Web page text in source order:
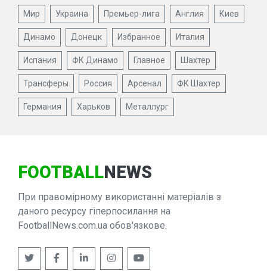
Мир Украина Премьер-лига Англия Киев
Динамо Донецк Избранное Италия
Испания ФК Динамо Главное Шахтер
Трансферы Россия Арсенал ФК Шахтер
Германия Харьков Металлург
FOOTBALLNEWS
При правомірному використанні матеріалів з
даного ресурсу гіперпосилання на
FootballNews.com.ua обов'язкове.